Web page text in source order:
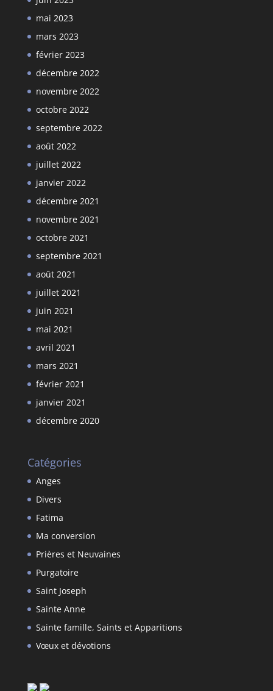
mai 2023
mars 2023
février 2023
décembre 2022
novembre 2022
octobre 2022
septembre 2022
août 2022
juillet 2022
janvier 2022
décembre 2021
novembre 2021
octobre 2021
septembre 2021
août 2021
juillet 2021
juin 2021
mai 2021
avril 2021
mars 2021
février 2021
janvier 2021
décembre 2020
Catégories
Anges
Divers
Fatima
Ma conversion
Prières et Neuvaines
Purgatoire
Saint Joseph
Sainte Anne
Sainte famille, Saints et Apparitions
Vœux et dévotions